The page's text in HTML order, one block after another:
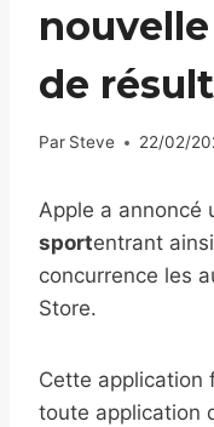
de
Par Steve 22/02/
Apple a annoncé
sportentrant
concurrence les
Store.
Cette application
toute application